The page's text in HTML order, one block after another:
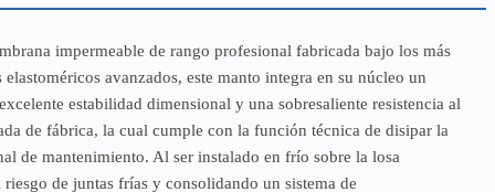
impermeable de rango profesional fabricada bajo los más
avanzados, este manto integra en su núcleo un
estabilidad dimensional y una sobresaliente resistencia al
de fábrica, la cual cumple con la función técnica de disipar la
de mantenimiento. Al ser instalado en frío sobre la losa
de juntas frías y consolidando un sistema de